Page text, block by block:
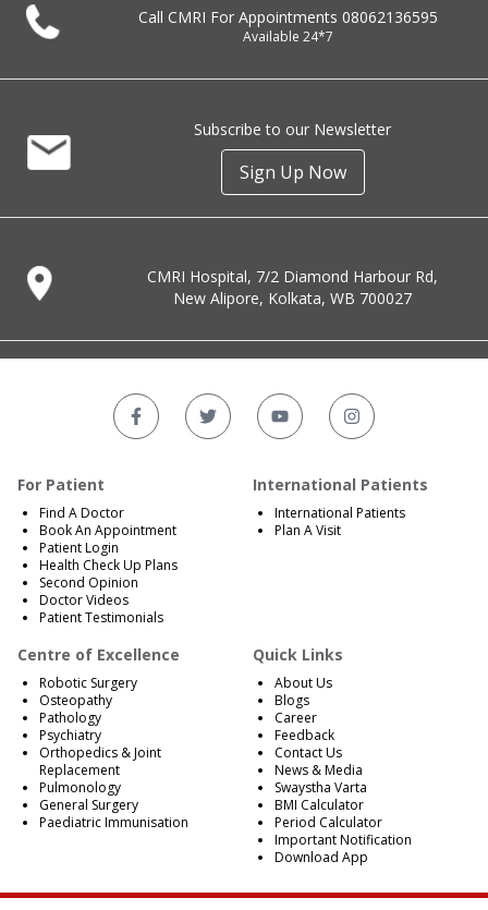
Call CMRI For Appointments 08062136595
Available 24*7
Subscribe to our Newsletter
Sign Up Now
CMRI Hospital, 7/2 Diamond Harbour Rd,
New Alipore, Kolkata, WB 700027
For Patient
Find A Doctor
Book An Appointment
Patient Login
Health Check Up Plans
Second Opinion
Doctor Videos
Patient Testimonials
International Patients
International Patients
Plan A Visit
Centre of Excellence
Robotic Surgery
Osteopathy
Pathology
Psychiatry
Orthopedics & Joint
Replacement
Pulmonology
General Surgery
Paediatric Immunisation
Quick Links
About Us
Blogs
Career
Feedback
Contact Us
News & Media
Swaystha Varta
BMI Calculator
Period Calculator
Important Notification
Download App